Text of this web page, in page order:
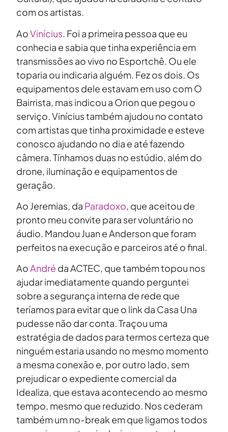
com os artistas.
AoVinícius . Foi a primeira pessoa que eu
conhecia e sabia que tinha experiência em
transmissões ao vivo no Esportchê. Ou ele
toparia ou indicaria alguém. Fez os dois. Os
equipamentos dele estavam em uso com O
Bairrista, mas indicou a Orion que pegou o
serviço. Vinícius também ajudou no contato
com artistas que tinha proximidade e esteve
conosco ajudando no dia e até fazendo
câmera. Tínhamos duas no estúdio, além do
drone, iluminação e equipamentos de
geração.
Ao Jeremias, da Paradoxo, que aceitou de
pronto meu convite para ser voluntário no
áudio. Mandou Juan e Anderson que foram
perfeitos na execução e parceiros até o final.
AoAndré da ACTEC, que também topou nos
ajudar imediatamente quando perguntei
sobre a segurança interna de rede que
teríamos para evitar que o link da Casa Una
pudesse não dar conta. Traçou uma
estratégia de dados para termos certeza que
ninguém estaria usando no mesmo momento
a mesma conexão e, por outro lado, sem
prejudicar o expediente comercial da
Idealiza, que estava acontecendo ao mesmo
tempo, mesmo que reduzido. Nos cederam
também um no-break em que ligamos todos